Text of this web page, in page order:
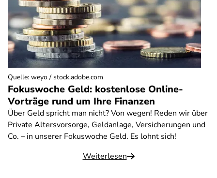
Fokuswoche Geld: kostenlose Online-
Vorträge rund um Ihre Finanzen
Über Geld spricht man nicht? Von wegen! Reden wir über
Private Altersvorsorge, Geldanlage, Versicherungen und
Co. – in unserer Fokuswoche Geld. Es lohnt sich!
Weiterlesen
Quelle: weyo / stock.adobe.com